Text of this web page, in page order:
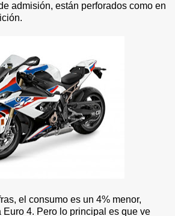
admisión, están perforados como en
el consumo es un 4% menor,
4. Pero lo principal es que ve